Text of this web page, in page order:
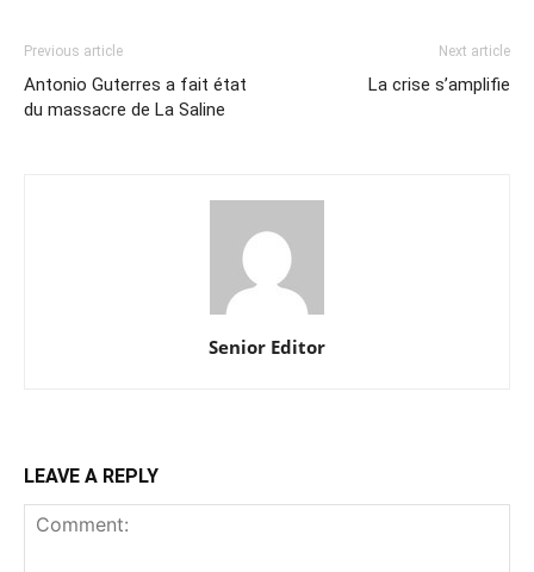
Previous article
Antonio Guterres a fait état
du massacre de La Saline
Next article
La crise s’amplifie
Senior Editor
LEAVE A REPLY